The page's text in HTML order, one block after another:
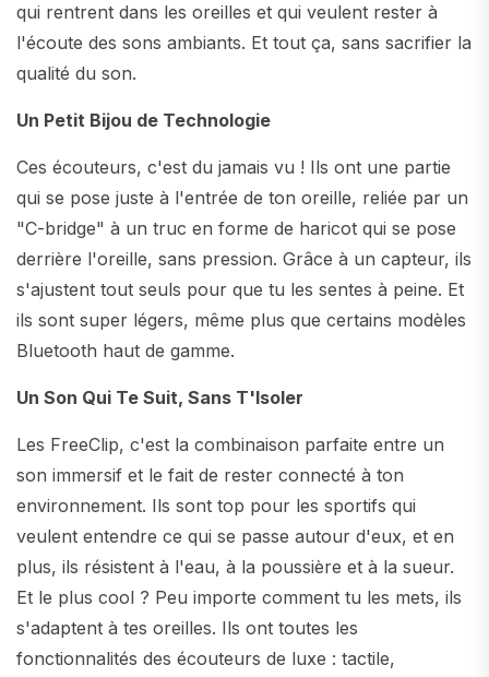
qui rentrent dans les oreilles et qui veulent rester à
l'écoute des sons ambiants. Et tout ça, sans sacrifier la
qualité du son.
Un Petit Bijou de Technologie
Ces écouteurs, c'est du jamais vu ! Ils ont une partie
qui se pose juste à l'entrée de ton oreille, reliée par un
"C-bridge" à un truc en forme de haricot qui se pose
derrière l'oreille, sans pression. Grâce à un capteur, ils
s'ajustent tout seuls pour que tu les sentes à peine. Et
ils sont super légers, même plus que certains modèles
Bluetooth haut de gamme.
Un Son Qui Te Suit, Sans T'Isoler
Les FreeClip, c'est la combinaison parfaite entre un
son immersif et le fait de rester connecté à ton
environnement. Ils sont top pour les sportifs qui
veulent entendre ce qui se passe autour d'eux, et en
plus, ils résistent à l'eau, à la poussière et à la sueur.
Et le plus cool ? Peu importe comment tu les mets, ils
s'adaptent à tes oreilles. Ils ont toutes les
fonctionnalités des écouteurs de luxe : tactile,